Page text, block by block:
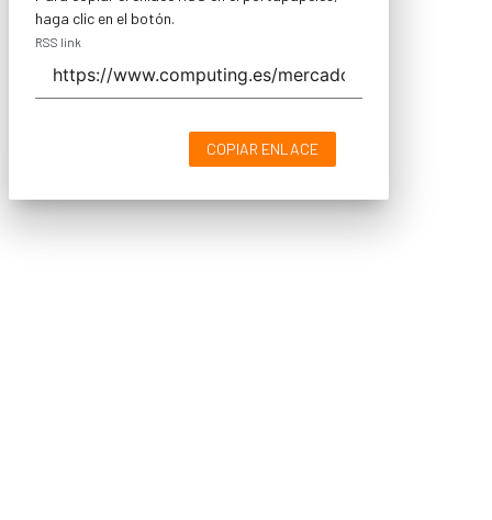
haga clic en el botón.
RSS link
COPIAR ENLACE